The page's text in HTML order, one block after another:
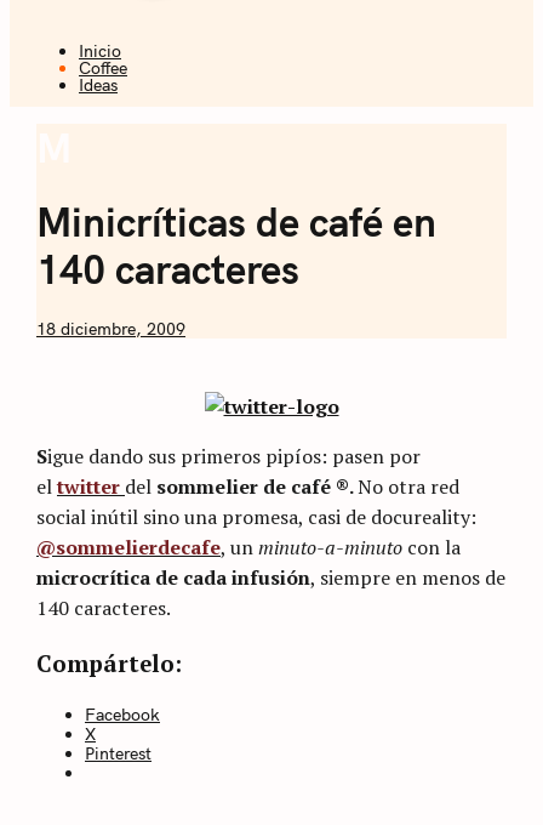
Café
Coffee + Ideas
Inicio
Coffee
Ideas
Minicríticas de café en
140 caracteres
by
18 diciembre, 2009
Sigue dando sus primeros pipíos: pasen por
eltwitter del sommelier de café ®.No otra red
social inútil sino una promesa, casi de docureality:
@sommelierdecafe, unminuto-a-minuto con la
microcrítica de cada infusión, siempre en menos de
140 caracteres.
CategoriesSin
Compártelo:
Facebook
X
Pinterest